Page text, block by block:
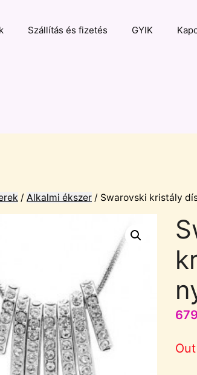
Szállítás és fizetés GYIK
/ Alkalmi ékszer / Swarovski kristály